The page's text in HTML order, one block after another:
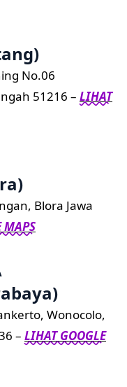
No.06
51216 – LIHAT
Blora Jawa
MAPS
Wonocolo,
– LIHAT GOOGLE